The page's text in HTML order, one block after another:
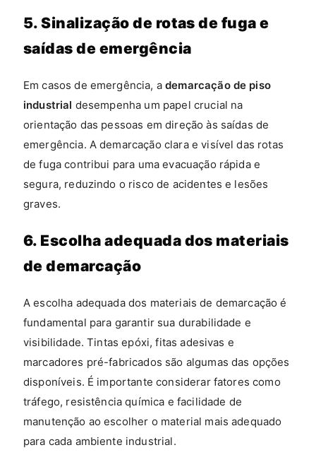
5. Sinalização de rotas de fuga e
saídas de emergência
Em casos de emergência, ademarcação de piso
industrial desempenha um papel crucial na
orientação das pessoas em direção às saídas de
emergência. A demarcação clara e visível das rotas
de fuga contribui para uma evacuação rápida e
segura, reduzindo o risco de acidentes e lesões
graves.
6. Escolha adequada dos materiais
de demarcação
A escolha adequada dos materiais de demarcação é
fundamental para garantir sua durabilidade e
visibilidade. Tintas epóxi, fitas adesivas e
marcadores pré-fabricados são algumas das opções
disponíveis. É importante considerar fatores como
tráfego, resistência química e facilidade de
manutenção ao escolher o material mais adequado
para cada ambiente industrial.